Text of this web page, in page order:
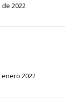
2022
2022